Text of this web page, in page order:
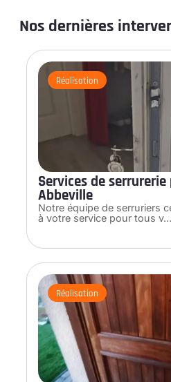
Nos dernières
Réalisation
Services de
Abbeville
Notre équipe de serruriers
à votre service pour tous v…
Réalisation